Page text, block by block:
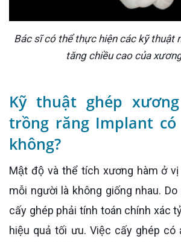
Bác sĩ có thể thực hiện các kỹ thuật
tăng chiều cao của
Kỹ thuật ghép
trồng răng Implant có
không?
Mật độ và thể tích xương hàm ở vị trí mất răng của
mỗi người là không giống nhau.
cấy ghép phải tính toán chính xác
hiệu quả tối ưu. Việc cấy ghép có